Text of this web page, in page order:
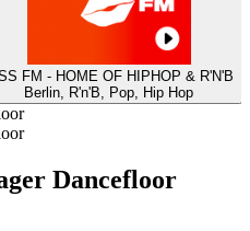
FM - HOME OF HIPHOP & R'N'B
Berlin, R'n'B, Pop, Hip Hop
Dancefloor